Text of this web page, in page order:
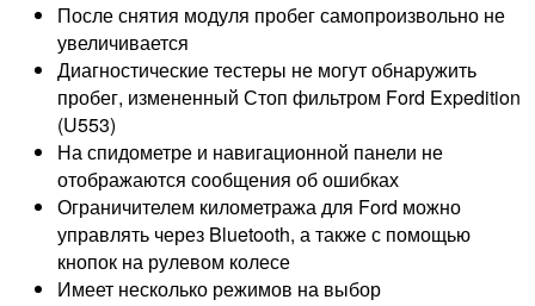
После снятия модуля пробег самопроизвольно не
увеличивается
Диагностические тестеры не могут обнаружить
пробег, измененный Стоп фильтром Ford Expedition
(U553)
На спидометре и навигационной панели не
отображаются сообщения об ошибках
Ограничителем километража для Ford можно
управлять через Bluetooth, а также с помощью
кнопок на рулевом колесе
Имеет несколько режимов на выбор